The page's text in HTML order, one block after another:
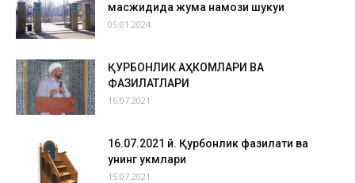
масжидида жума намози шукуҳи
05.01.2024
ҚУРБОНЛИК АҲКОМЛАРИ ВА
ФАЗИЛАТЛАРИ
16.07.2021
16.07.2021 й. Қурбонлик фазилати ва
унинг ҳукмлари
15.07.2021